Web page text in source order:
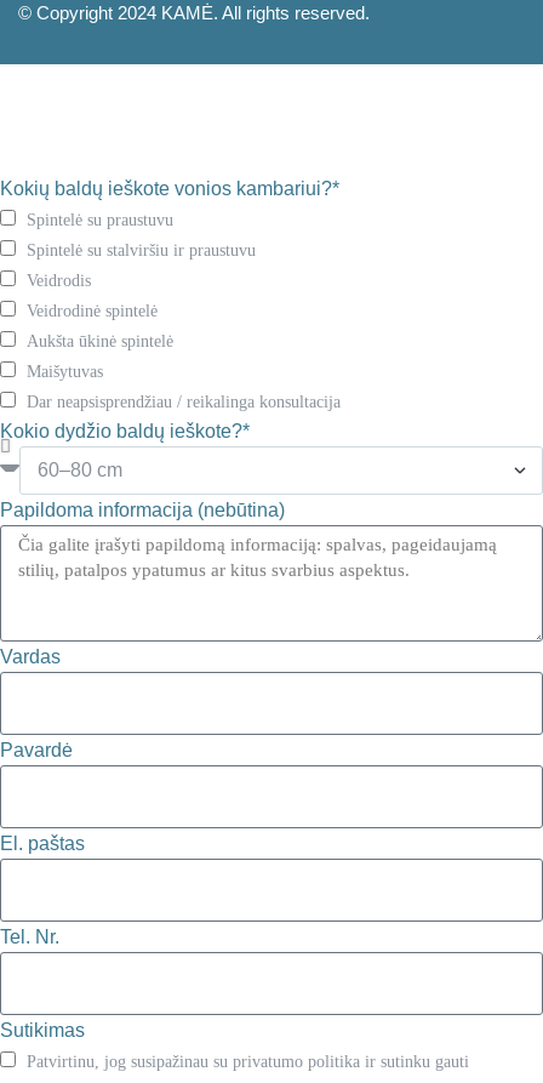
© Copyright 2024 KAMĖ. All rights reserved.
Kokių baldų ieškote vonios kambariui?*
Spintelė su praustuvu
Spintelė su stalviršiu ir praustuvu
Veidrodis
Veidrodinė spintelė
Aukšta ūkinė spintelė
Maišytuvas
Dar neapsisprendžiau / reikalinga konsultacija
Kokio dydžio baldų ieškote?*
Papildoma informacija (nebūtina)
Vardas
Pavardė
El. paštas
Tel. Nr.
Sutikimas
Patvirtinu, jog susipažinau su privatumo politika ir sutinku gauti